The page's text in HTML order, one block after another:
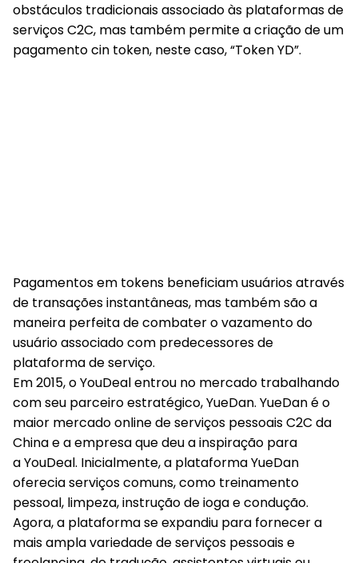
obstáculos tradicionais associado às plataformas de
serviços C2C, mas também permite a criação de um
pagamento cin token, neste caso, “Token YD”.
Pagamentos em tokens beneficiam usuários através
de transações instantâneas, mas também são a
maneira perfeita de combater o vazamento do
usuário associado com predecessores de
plataforma de serviço.
Em 2015, o YouDeal entrou no mercado trabalhando
com seu parceiro estratégico, YueDan. YueDan é o
maior mercado online de serviços pessoais C2C da
China e a empresa que deu a inspiração para
a YouDeal. Inicialmente, a plataforma YueDan
oferecia serviços comuns, como treinamento
pessoal, limpeza, instrução de ioga e condução.
Agora, a plataforma se expandiu para fornecer a
mais ampla variedade de serviços pessoais e